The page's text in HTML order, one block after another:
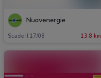
Nuovenergie
Scade il 17/08 13.8 km